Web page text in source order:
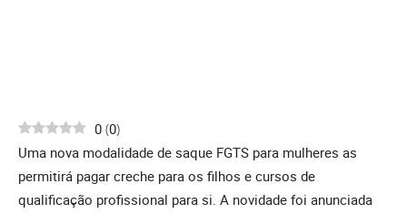
0 (0)
Uma nova modalidade de saque FGTS para mulheres as
permitirá pagar creche para os filhos e cursos de
qualificação profissional para si. A novidade foi anunciada